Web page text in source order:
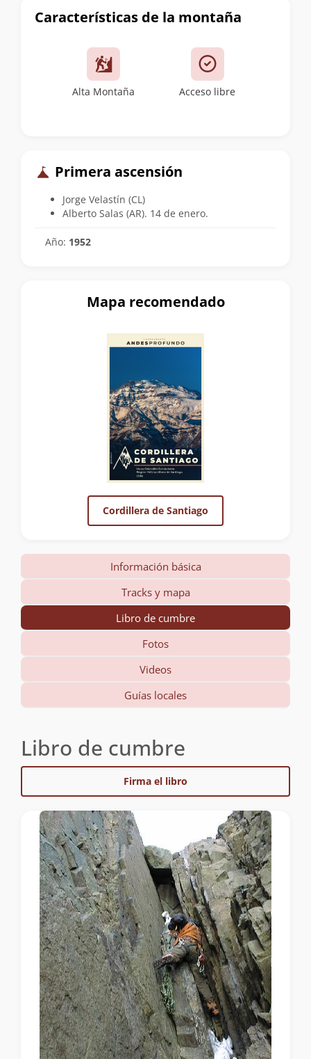
Características de la montaña
Alta Montaña Acceso libre
Primera ascensión
Jorge Velastín (CL)
Alberto Salas (AR). 14 de enero.
Año: 1952
Mapa recomendado
Cordillera de Santiago
Información básica
Tracks y mapa
Libro de cumbre
Fotos
Videos
Guías locales
Libro de cumbre
Firma el libro